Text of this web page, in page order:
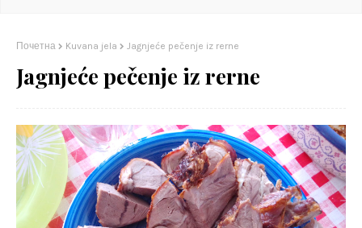
Почетна Kuvana jela Jagnjeće pečenje iz rerne
Jagnjeće pečenje iz rerne